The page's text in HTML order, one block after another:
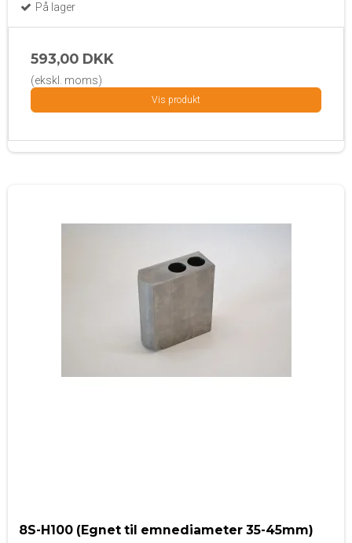
På lager
593,00 DKK
(ekskl. moms)
Vis produkt
8S-H100 (Egnet til emnediameter 35-45mm)